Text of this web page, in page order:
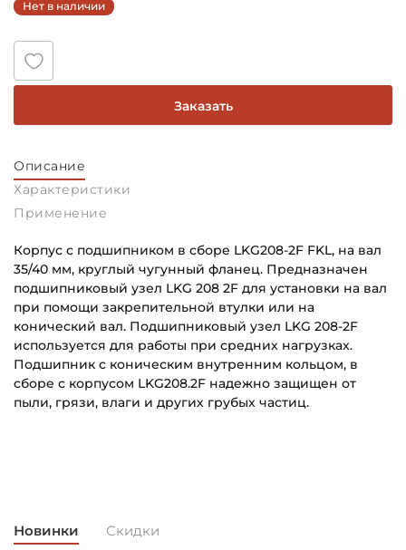
Нет в наличии
Заказать
Описание
Характеристики
Применение
Корпус с подшипником в сборе LKG208-2F FKL, на вал
35/40 мм, круглый чугунный фланец. Предназначен
подшипниковый узел LKG 208 2F для установки на вал
при помощи закрепительной втулки или на
конический вал. Подшипниковый узел LKG 208-2F
используется для работы при средних нагрузках.
Подшипник с коническим внутренним кольцом, в
сборе с корпусом LKG208.2F надежно защищен от
пыли, грязи, влаги и других грубых частиц.
Новинки Скидки